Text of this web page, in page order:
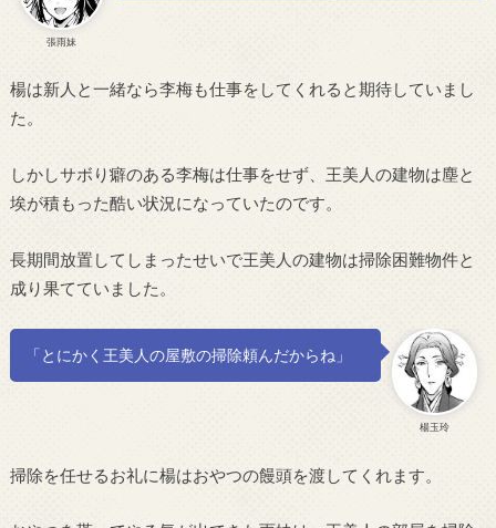
張雨妹
楊は新人と一緒なら李梅も仕事をしてくれると期待していまし
た。
しかしサボり癖のある李梅は仕事をせず、王美人の建物は塵と
埃が積もった酷い状況になっていたのです。
長期間放置してしまったせいで王美人の建物は掃除困難物件と
成り果てていました。
楊玉玲
「とにかく王美人の屋敷の掃除頼んだからね」
掃除を任せるお礼に楊はおやつの饅頭を渡してくれます。